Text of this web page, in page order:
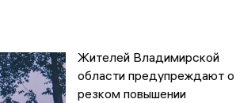
Жителей Владимирской
области предупреждают о
резком повышении